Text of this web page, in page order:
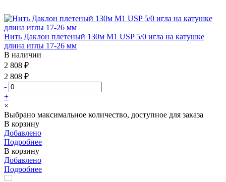
Нить Даклон плетеный 130м М1 USP 5/0 игла на катушке
длина иглы 17-26 мм
В наличии
2 808 ₽
2 808 ₽
-
+
×
Выбрано максимальное количество, доступное для заказа
В корзину
Добавлено
Подробнее
В корзину
Добавлено
Подробнее